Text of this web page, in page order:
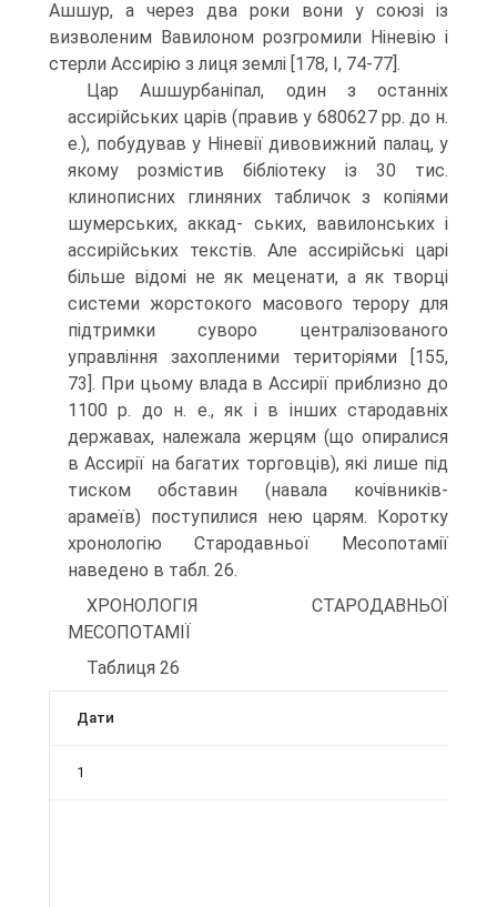
Ашшур, а через два роки вони у союзі із
визволеним Вавилоном розгромили Ніневію і
стерли Ассирію з лиця землі [178, I, 74-77].
Цар Ашшурбаніпал, один з останніх
ассирійських царів (правив у 680­627 рр. до н.
е.), побудував у Ніневії дивовижний палац, у
якому розмістив бібліо­теку із 30 тис.
клинописних глиняних табличок з копіями
шумерських, аккад- ських, вавилонських і
ассирійських текстів. Але ассирійські царі
більше відомі не як меценати, а як творці
системи жорстокого масового терору для
підтримки суворо централізованого
управління захопленими територіями [155,
73]. При цьому влада в Ассирії приблизно до
1100 р. до н. е., як і в інших стародавніх
державах, належала жерцям (що опиралися
в Ассирії на багатих торговців), які лише під
тиском обставин (навала кочівників-
арамеїв) поступилися нею царям. Коротку
хронологію Стародавньої Месопотамії
наведено в табл. 26.
ХРОНОЛОГІЯ СТАРОДАВНЬОЇ
МЕСОПОТАМІЇ
Таблиця 26
Дати
1